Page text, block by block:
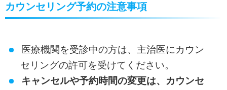
カウンセリング予約の注意事項
医療機関を受診中の方は、主治医にカウン
セリングの許可を受けてください。
キャンセルや予約時間の変更は、カウンセ